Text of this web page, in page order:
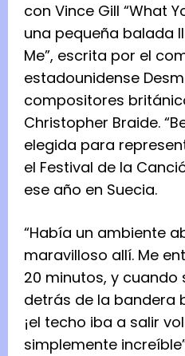
con Vince Gill “What
una pequeña balada
Me”, escrita por el
estadounidense
compositores
Christopher Braide.
elegida para
el Festival de la
ese año en Suecia.
“Había un ambiente
maravilloso allí. Me
20 minutos, y cuando
detrás de la bandera
¡el techo iba a salir
simplemente